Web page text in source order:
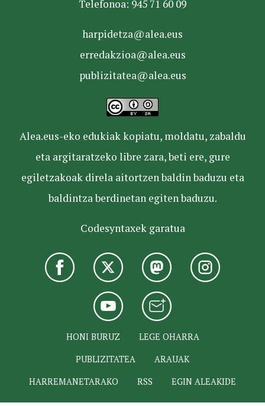
Telefonoa: 945 71 60 09
harpidetza@alea.eus
erredakzioa@alea.eus
publizitatea@alea.eus
Alea.eus-eko edukiak kopiatu, moldatu, zabaldu
eta argitaratzeko libre zara, beti ere, gure
egiletzakoak direla aitortzen baldin baduzu eta
baldintza berdinetan egiten baduzu.
Codesyntaxek garatua
HONI BURUZ
LEGE OHARRA
PUBLIZITATEA
ARAUAK
HARREMANETARAKO
RSS EGIN ALEAKIDE